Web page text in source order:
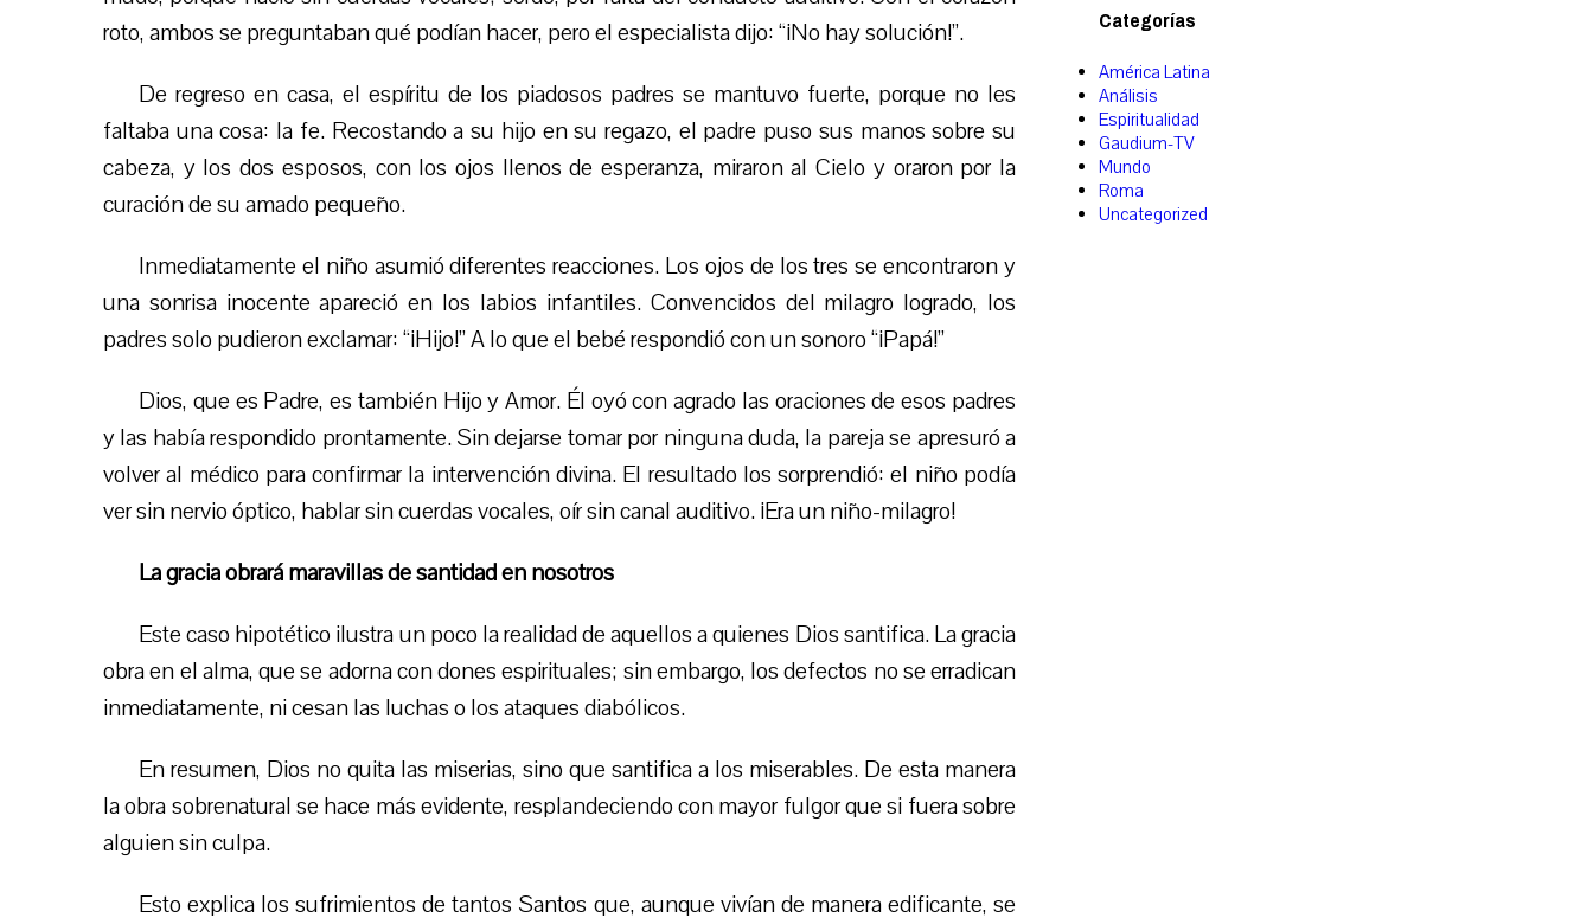
roto, ambos se preguntaban qué podían hacer, pero el especialista dijo: “¡No hay solución!”.
De regreso en casa, el espíritu de los piadosos padres se mantuvo fuerte, porque no les
faltaba una cosa: la fe. Recostando a su hijo en su regazo, el padre puso sus manos sobre su
cabeza, y los dos esposos, con los ojos llenos de esperanza, miraron al Cielo y oraron por la
curación de su amado pequeño.
Inmediatamente el niño asumió diferentes reacciones. Los ojos de los tres se encontraron y
una sonrisa inocente apareció en los labios infantiles. Convencidos del milagro logrado, los
padres solo pudieron exclamar: “¡Hijo!” A lo que el bebé respondió con un sonoro “¡Papá!”
Dios, que es Padre, es también Hijo y Amor. Él oyó con agrado las oraciones de esos padres
y las había respondido prontamente. Sin dejarse tomarpor ninguna duda, la pareja se apresuró a
volver al médico para confirmar la intervención divina. El resultado los sorprendió: el niño podía
ver sin nervio óptico, hablar sin cuerdas vocales, oír sin canal auditivo. ¡Era un niño-milagro!
La gracia obrará maravillas de santidad en nosotros
Este caso hipotético ilustra un poco la realidad de aquellos a quienes Dios santifica. La gracia
obra en el alma, que se adorna con dones espirituales; sin embargo, los defectos no se erradican
inmediatamente, ni cesan las luchaso los ataques diabólicos.
En resumen, Dios no quita las miserias, sino que santifica a los miserables. De esta manera
la obra sobrenatural se hace más evidente, resplandeciendo con mayor fulgor que si fuera sobre
alguien sin culpa.
Esto explica los sufrimientos de tantos Santos que, aunque vivían de manera edificante, se
Categorías
América Latina
Análisis
Espiritualidad
Gaudium-TV
Mundo
Roma
Uncategorized